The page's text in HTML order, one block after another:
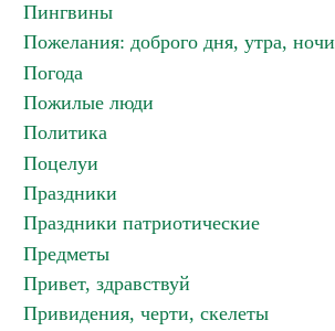
Пингвины
Пожелания: доброго дня, утра, ночи
Погода
Пожилые люди
Политика
Поцелуи
Праздники
Праздники патриотические
Предметы
Привет, здравствуй
Привидения, черти, скелеты